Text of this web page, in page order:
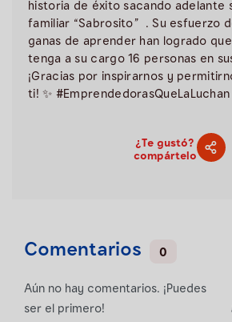
historia de éxito sacando adelante
familiar “Sabrosito” ‍ . Su esfuerzo
ganas de aprender han logrado
tenga a su cargo 16 personas en
¡Gracias por inspirarnos y
ti! ✨ #EmprendedorasQueLaLuchan
¿Te gustó?
compártelo
Comentarios 0
Aún no hay comentarios. ¡Puedes
ser el primero!